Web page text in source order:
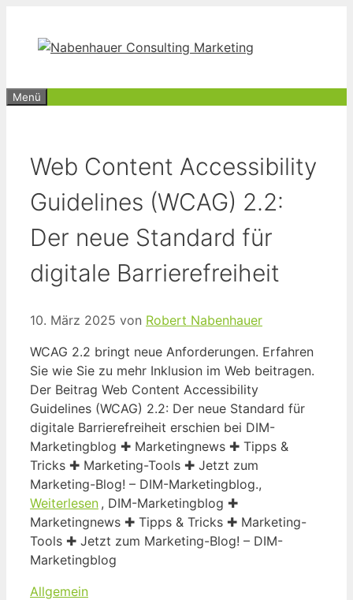
springen
Menü
Web Content Accessibility
Guidelines (WCAG) 2.2:
Der neue Standard für
digitale Barrierefreiheit
10. März 2025 von Robert Nabenhauer
WCAG 2.2 bringt neue Anforderungen. Erfahren
Sie wie Sie zu mehr Inklusion im Web beitragen.
Der Beitrag Web Content Accessibility
Guidelines (WCAG) 2.2: Der neue Standard für
digitale Barrierefreiheit erschien bei DIM-
Marketingblog ✚ Marketingnews ✚ Tipps &
Tricks ✚ Marketing-Tools ✚ Jetzt zum
Marketing-Blog! – DIM-Marketingblog.,
Weiterlesen , DIM-Marketingblog ✚
Marketingnews ✚ Tipps & Tricks ✚ Marketing-
Tools ✚ Jetzt zum Marketing-Blog! – DIM-
Marketingblog
Kategorien
Allgemein